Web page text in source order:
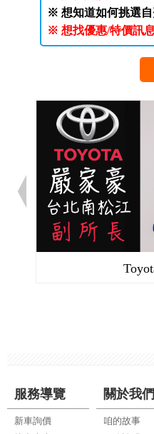
※ 想知道如何挑選
※ 想找優惠/特價訊息
服務導覽
新車詢價
關於我們
咱的故事